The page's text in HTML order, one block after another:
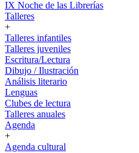
IX Noche de las Librerías
Talleres
+
Talleres infantiles
Talleres juveniles
Escritura/Lectura
Dibujo / Ilustración
Análisis literario
Lenguas
Clubes de lectura
Talleres anuales
Agenda
+
Agenda cultural